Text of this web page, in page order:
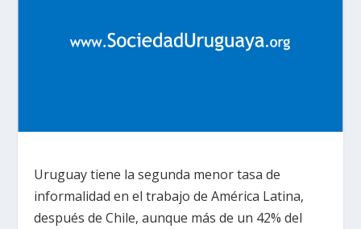
Uruguay tiene la segunda menor tasa de
informalidad en el trabajo de América Latina,
después de Chile, aunque más de un 42% del